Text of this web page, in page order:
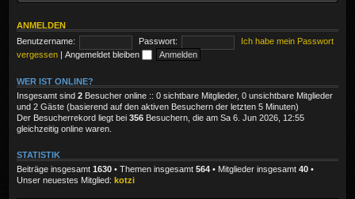
ANMELDEN
Benutzername:
Passwort:
Ich habe mein Passwort
vergessen | Angemeldet bleiben
WER IST ONLINE?
Insgesamt sind 2 Besucher online :: 0 sichtbare Mitglieder, 0 unsichtbare Mitglieder
und 2 Gäste (basierend auf den aktiven Besuchern der letzten 5 Minuten)
Der Besucherrekord liegt bei 356 Besuchern, die am Sa 6. Jun 2026, 12:55
gleichzeitig online waren.
STATISTIK
Beiträge insgesamt 1630 • Themen insgesamt 564 • Mitglieder insgesamt 40 •
Unser neuestes Mitglied: kotzi